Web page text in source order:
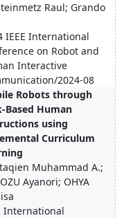
Raul; Grando
IEEE International
on Robot and
Interactive
2024-08
Robots through
Based Human
using
Curriculum
Muhammad A.;
Ayanori; OHYA
International